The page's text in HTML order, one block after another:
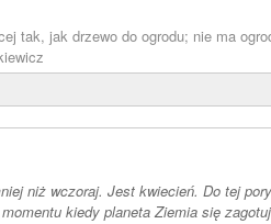
tak, jak drzewo do ogrodu; nie ma
niż wczoraj. Jest kwiecień. Do tej
kiedy planeta Ziemia się